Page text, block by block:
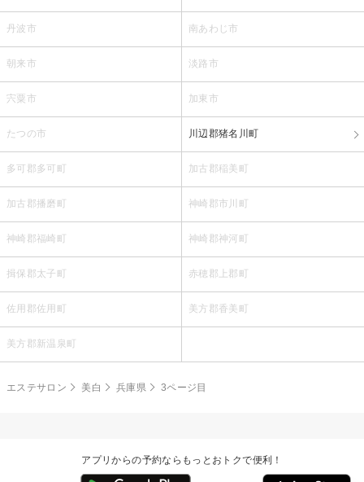
丹波市 南あわじ市
朝来市 淡路市
宍粟市 加東市
たつの市 川辺郡猪名川町
多可郡多可町 加古郡稲美町
加古郡播磨町 神崎郡市川町
神崎郡福崎町 神崎郡神河町
揖保郡太子町 赤穂郡上郡町
佐用郡佐用町 美方郡香美町
美方郡新温泉町
エステサロン 美白 兵庫県 3ページ目
アプリからの予約ならもっとおトクで便利！